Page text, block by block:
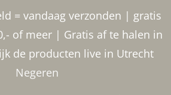
= vandaag verzonden | gratis
of meer | Gratis af te halen in
de producten live in Utrecht
Negeren